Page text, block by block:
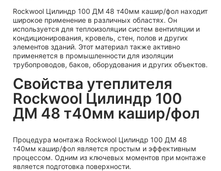
Rockwool Цилиндр 100 ДМ 48 т40мм кашир/фол находит
широкое применение в различных областях. Он
используется для теплоизоляции систем вентиляции и
кондиционирования, кровель, стен, полов и других
элементов зданий. Этот материал также активно
применяется в промышленности для изоляции
трубопроводов, баков, оборудования и других объектов.
Свойства утеплителя
Rockwool Цилиндр 100
ДМ 48 т40мм кашир/фол
Процедура монтажа Rockwool Цилиндр 100 ДМ 48
т40мм кашир/фол является простым и эффективным
процессом. Одним из ключевых моментов при монтаже
является подготовка поверхности.